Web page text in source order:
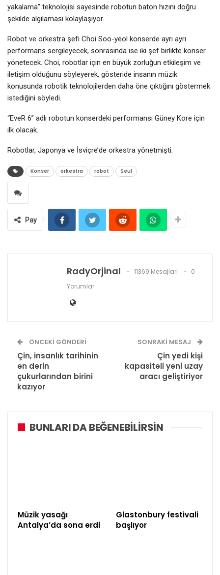
yakalama” teknolojisi sayesinde robotun baton hızını doğru
şekilde algılaması kolaylaşıyor.
Robot ve orkestra şefi Choi Soo-yeol konserde ayrı ayrı
performans sergileyecek, sonrasında ise iki şef birlikte konser
yönetecek. Choi, robotlar için en büyük zorluğun etkileşim ve
iletişim olduğunu söyleyerek, gösteride insanın müzik
konusunda robotik teknolojilerden daha öne çıktığını göstermek
istediğini söyledi.
“EveR 6” adlı robotun konserdeki performansı Güney Kore için
ilk olacak.
Robotlar, Japonya ve İsviçre’de orkestra yönetmişti.
Konser orkestra robot Seul
Pay
RadyOrjinal 11369 Mesajları
0
Yorumlar
ÖNCEKI GÖNDERI
Çin, insanlık tarihinin
en derin
çukurlarından birini
kazıyor
SONRAKI MESAJ
Çin yedi kişi
kapasiteli yeni uzay
aracı geliştiriyor
BUNLARI DA BEĞENEBILIRSIN
Müzik yasağı
Antalya’da sona erdi
Glastonbury festivali
başlıyor